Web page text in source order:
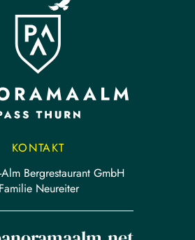
KONTAKT
Alm Bergrestaurant GmbH
Familie Neureiter